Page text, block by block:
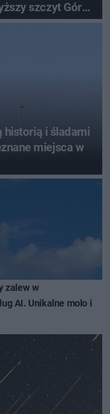
szczyt Gór
historią i śladami
miejsca w
zalew w
AI. Unikalne molo i